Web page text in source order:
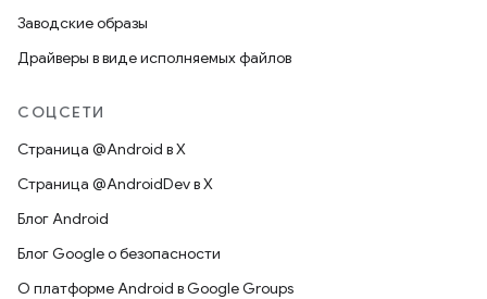
Заводские образы
Драйверы в виде исполняемых файлов
СОЦСЕТИ
Страница @Android в X
Страница @AndroidDev в X
Блог Android
Блог Google о безопасности
О платформе Android в Google Groups